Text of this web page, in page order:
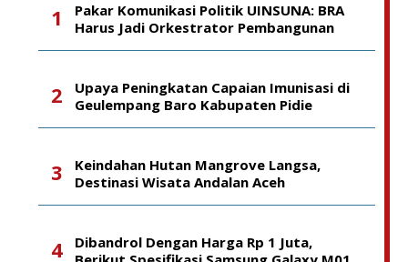
Pakar Komunikasi Politik UINSUNA: BRA
Harus Jadi Orkestrator Pembangunan
Upaya Peningkatan Capaian Imunisasi di
Geulempang Baro Kabupaten Pidie
Keindahan Hutan Mangrove Langsa,
Destinasi Wisata Andalan Aceh
Dibandrol Dengan Harga Rp 1 Juta,